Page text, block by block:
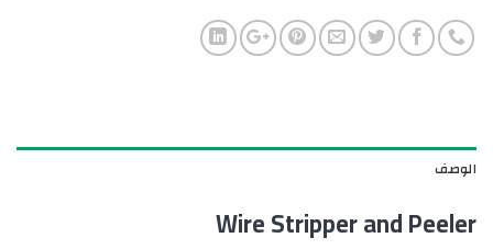
الوصف
Wire Stripper and Peeler